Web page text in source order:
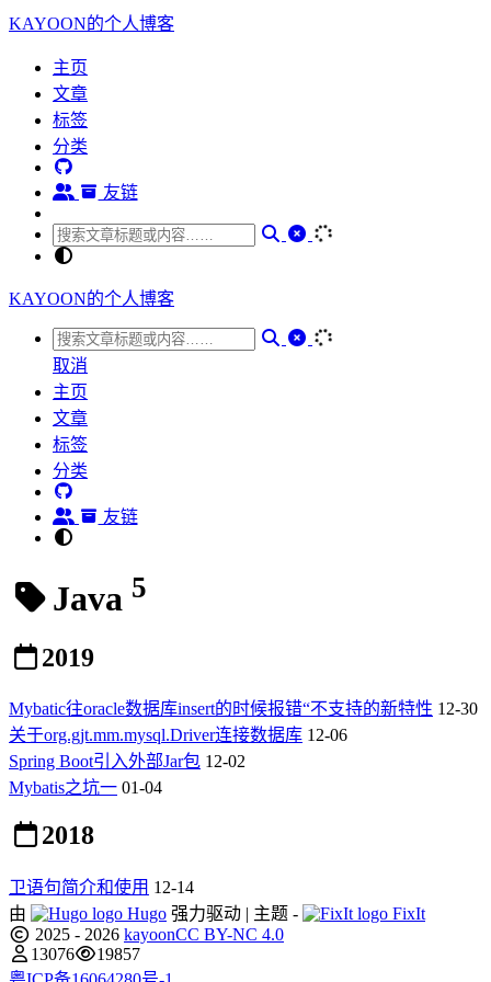
KAYOON的个人博客
主页
文章
标签
分类
友链
KAYOON的个人博客
取消
主页
文章
标签
分类
友链
Java 5
2019
Mybatic往oracle数据库insert的时候报错“不支持的新特性 12-30
关于org.gjt.mm.mysql.Driver连接数据库 12-06
Spring Boot引入外部Jar包 12-02
Mybatis之坑一 01-04
2018
卫语句简介和使用 12-14
由
Hugo 强力驱动 | 主题 -
FixIt
2025 - 2026 kayoonCC BY-NC 4.0
13076
19857